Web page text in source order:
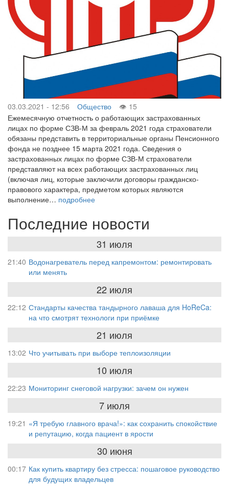
03.03.2021 - 12:56 Общество
15
Ежемесячную отчетность о работающих застрахованных
лицах по форме СЗВ-М за февраль 2021 года страхователи
обязаны представить в территориальные органы Пенсионного
фонда не позднее 15 марта 2021 года. Сведения о
застрахованных лицах по форме СЗВ-М страхователи
представляют на всех работающих застрахованных лиц
(включая лиц, которые заключили договоры гражданско-
правового характера, предметом которых являются
выполнение… подробнее
Последние новости
31 июля
21:40 Водонагреватель перед капремонтом: ремонтировать
или менять
22 июля
22:12 Стандарты качества тандырного лаваша для HoReCa:
на что смотрят технологи при приёмке
21 июля
13:02 Что учитывать при выборе теплоизоляции
10 июля
22:23 Мониторинг снеговой нагрузки: зачем он нужен
7 июля
19:21 «Я требую главного врача!»: как сохранить спокойствие
и репутацию, когда пациент в ярости
30 июня
00:17 Как купить квартиру без стресса: пошаговое руководство
для будущих владельцев